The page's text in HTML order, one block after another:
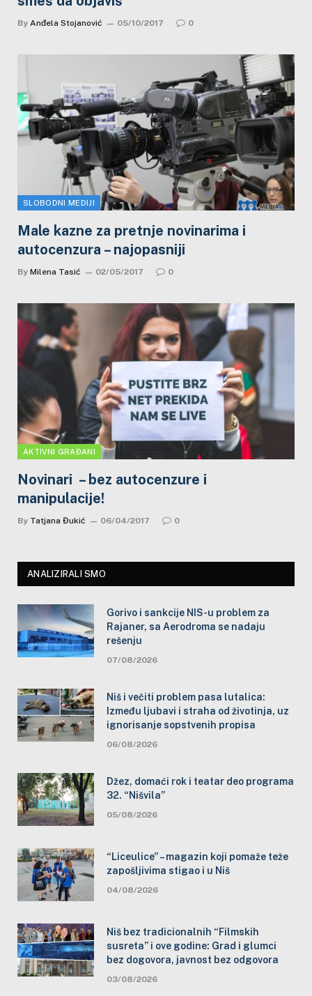
By Anđela Stojanović 05/10/2017 0
SLOBODNI MEDIJI
Male kazne za pretnje novinarima i
autocenzura – najopasniji
By Milena Tasić 02/05/2017 0
AKTIVNI GRAĐANI
Novinari – bez autocenzure i
manipulacije!
By Tatjana Đukić 06/04/2017 0
ANALIZIRALI SMO
Gorivo i sankcije NIS-u problem za
Rajaner, sa Aerodroma se nadaju
rešenju
07/08/2026
Niš i večiti problem pasa lutalica:
Između ljubavi i straha od životinja, uz
ignorisanje sopstvenih propisa
06/08/2026
Džez, domaći rok i teatar deo programa
32. “Nišvila”
05/08/2026
“Liceulice” – magazin koji pomaže teže
zapošljivima stigao i u Niš
04/08/2026
Niš bez tradicionalnih “Filmskih
susreta” i ove godine: Grad i glumci
bez dogovora, javnost bez odgovora
03/08/2026